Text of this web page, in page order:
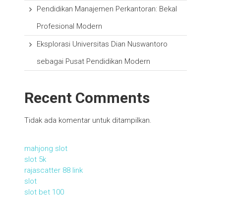
Pendidikan Manajemen Perkantoran: Bekal
Profesional Modern
Eksplorasi Universitas Dian Nuswantoro
sebagai Pusat Pendidikan Modern
Recent Comments
Tidak ada komentar untuk ditampilkan.
mahjong slot
slot 5k
rajascatter 88 link
slot
slot bet 100